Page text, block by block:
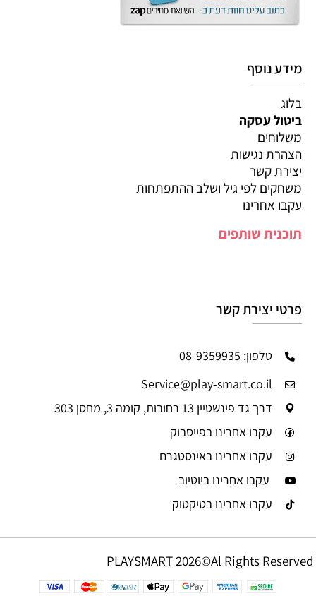
מידע נוסף
בלוג
ביטול עסקה
משלוחים
הצהרת נגישות
יצירת קשר
משחקים לפי גיל ושלב ההתפתחות
עקבו אחרינו
תוכנית שותפים
פרטי יצירת קשר
טלפון: 08-9359935
Service@play-smart.co.il
דרך גד פינשטיין 13 רחובות, קומה 3, מחסן 303
עקבו אחרינו בפייסבוק
עקבו אחרינו באינסטגרם
עקבו אחרינו ביוטיוב
עקבו אחרינו בטיקטוק
PLAYSMART 2026©Al Rights Reserved